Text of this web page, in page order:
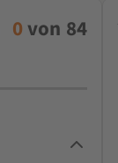
0von 84